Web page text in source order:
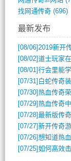
找网通传奇(696)
最新发布
[08/06]2019新开传
[08/02]道士玩家在
[08/01]行会里能学
[07/31] 白蛇传奇装备格
[07/30]热血传奇荣誉守
[07/29]热血传奇中流星
[07/28]最新版传奇私服
[07/27]新开传奇游戏
[07/26]想知道热血传奇
[07/25]如何高效击败